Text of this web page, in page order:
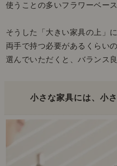
使うことの多いフラワーベース
そうした「大きい家具の上」
両手で持つ必要があるくらい
選んでいただくと、バランス
小さな家具には、小